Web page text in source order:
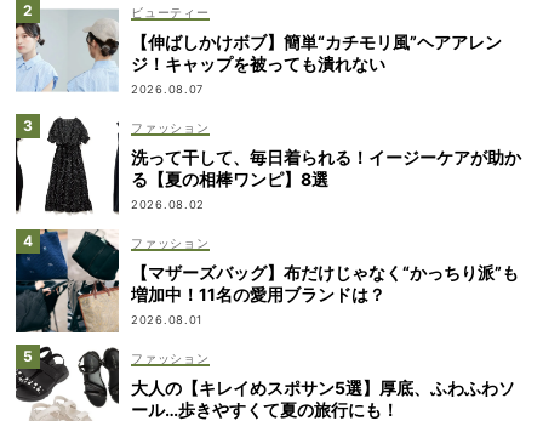
ビューティー
【伸ばしかけボブ】簡単“カチモリ風”ヘアアレン
ジ！キャップを被っても潰れない
2026.08.07
ファッション
洗って干して、毎日着られる！イージーケアが助か
る【夏の相棒ワンピ】8選
2026.08.02
ファッション
【マザーズバッグ】布だけじゃなく“かっちり派”も
増加中！11名の愛用ブランドは？
2026.08.01
ファッション
大人の【キレイめスポサン5選】厚底、ふわふわソ
ール…歩きやすくて夏の旅行にも！